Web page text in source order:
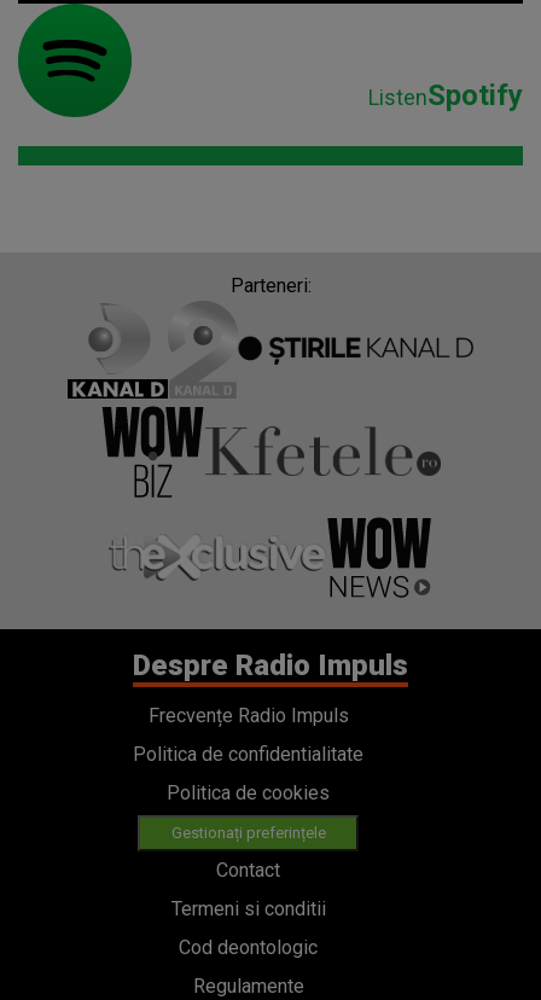
ListenSpotify
Parteneri:
Despre Radio Impuls
Frecvențe Radio Impuls
Politica de confidentialitate
Politica de cookies
Gestionați preferințele
Contact
Termeni si conditii
Cod deontologic
Regulamente